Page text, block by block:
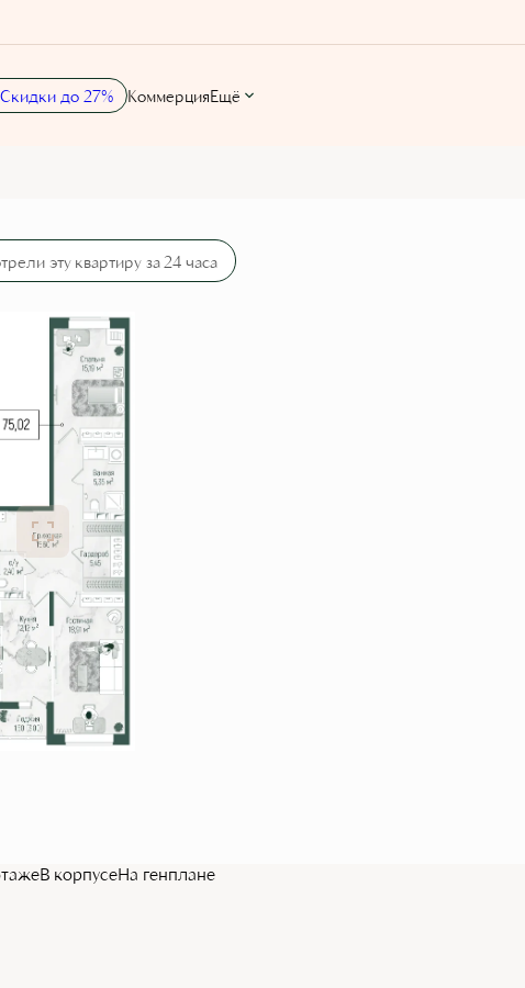
Скидки до 27% КоммерцияЕщё
руб./мес.
эту квартиру за 24 часа
В корпусеНа генплане